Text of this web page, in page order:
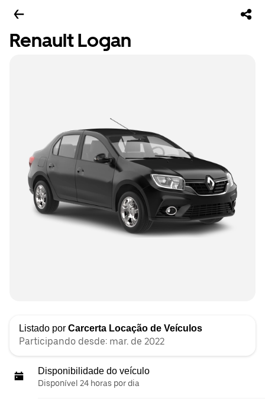
Renault Logan
Listado por Carcerta Locação de Veículos
Participando desde: mar. de 2022
Disponibilidade do veículo
Disponível 24 horas por dia